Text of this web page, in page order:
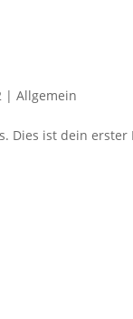
| Allgemein
Dies ist dein